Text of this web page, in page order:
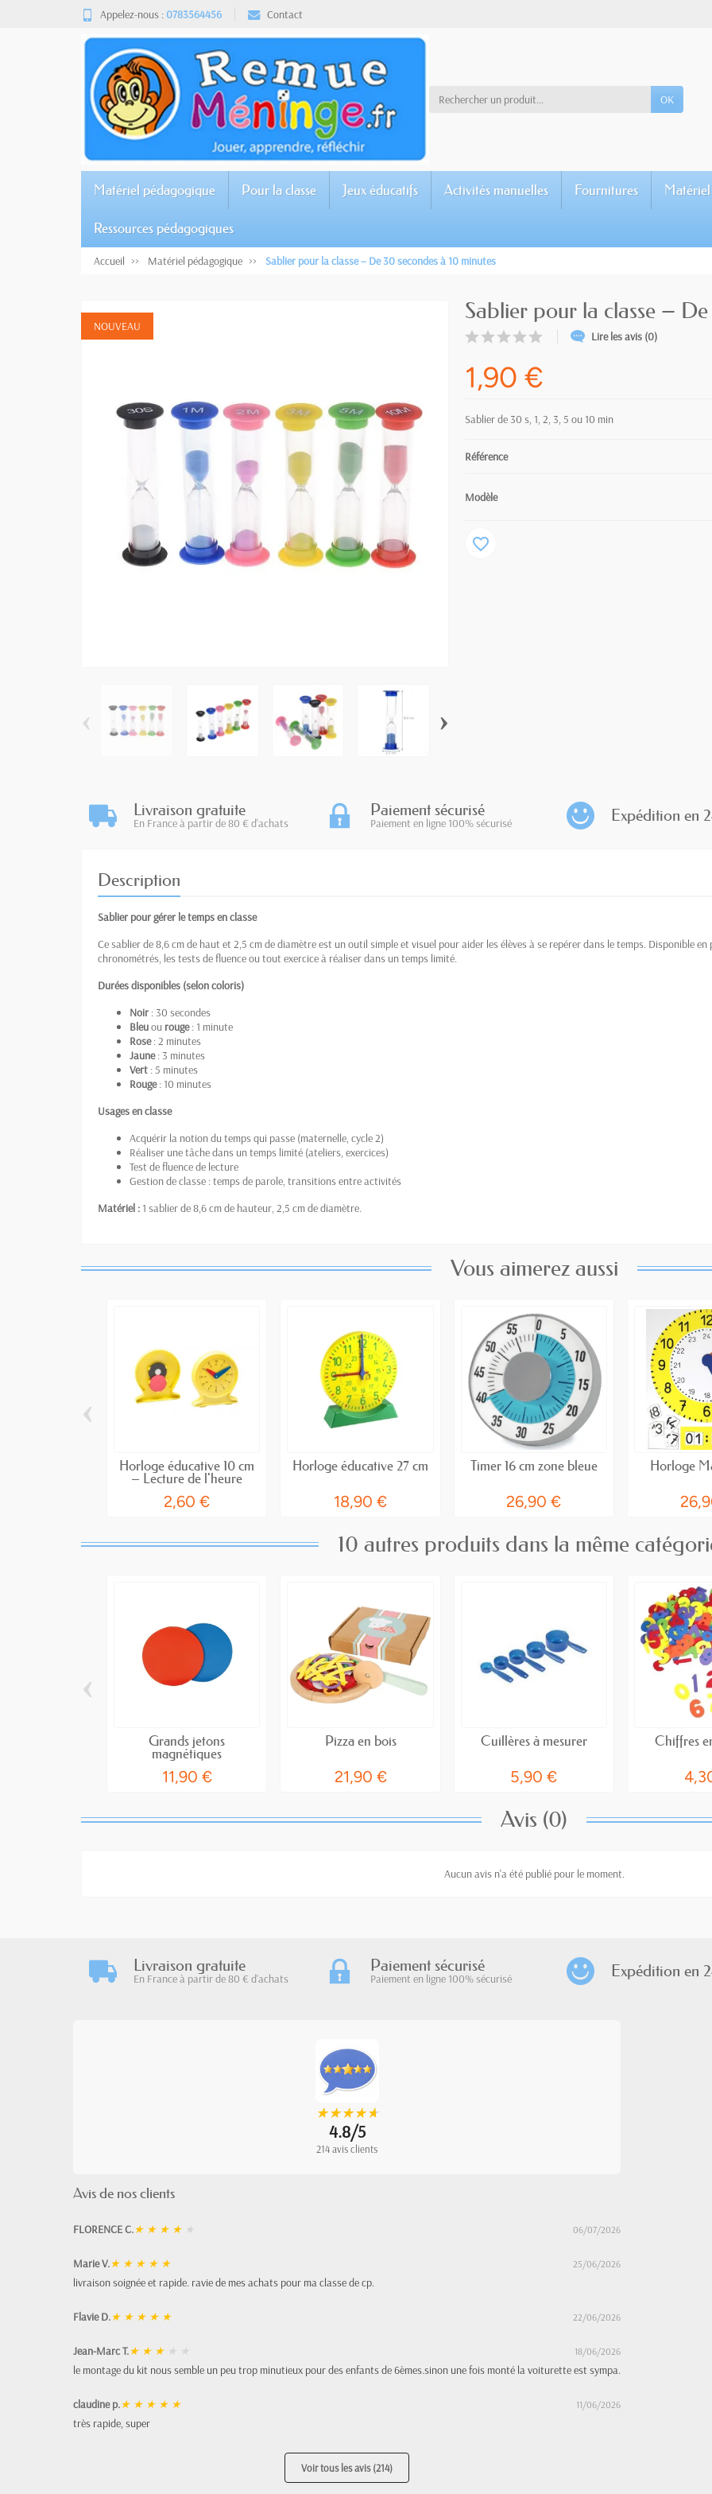
Appelez-nous : 0783564456 Contact
OK
Matériel pédagogique Pour la classe Jeux éducatifs Activités manuelles Fournitures
Ressources pédagogiques
Accueil Matériel pédagogique Sablier pour la classe – De 30 secondes à 10 minutes
NOUVEAU
‹ ›
Sablier pour la classe –
Lire les avis (0)
1,90 €
Sablier de 30 s, 1, 2, 3, 5 ou 10 min
Référence
Modèle
favorite_border
Livraison gratuite
En France à partir de 80 € d'achats
Paiement sécurisé
Paiement en ligne 100% sécurisé Expédition en
Description
Sablier pour gérer le temps en classe
Ce sablier de 8,6 cm de haut et 2,5 cm de diamètre est un outil simple et visuel pour aider les élèves à se repérer dans le temps. Disponible
chronométrés, les tests de fluence ou tout exercice à réaliser dans un temps limité.
Durées disponibles (selon coloris)
Noir : 30 secondes
Bleuou rouge: 1 minute
Rose: 2 minutes
Jaune: 3 minutes
Vert : 5 minutes
Rouge: 10 minutes
Usages en classe
Acquérir la notion du temps qui passe (maternelle, cycle 2)
Réaliser une tâche dans un temps limité (ateliers, exercices)
Test de fluence de lecture
Gestion de classe : temps de parole, transitions entre activités
Matériel : 1 sablier de 8,6 cm de hauteur, 2,5 cm de diamètre.
Vous aimerez aussi
Horloge éducative 10 cm
– Lecture de l'heure
2,60 €
Horloge éducative 27 cm
18,90 €
Timer 16 cm zone bleue
26,90 €
Horloge
‹
10 autres produits dans la même
Grands jetons
magnétiques
11,90 €
Pizza en bois
21,90 €
Cuillères à mesurer
5,90 €
Chiffres
‹
Avis (0)
Aucun avis n'a été publié pour le moment.
Livraison gratuite
En France à partir de 80 € d'achats
Paiement sécurisé
Paiement en ligne 100% sécurisé Expédition en
★
★★
★★
★★
★★
★
4.8/5
214 avis clients
Avis de nos clients
FLORENCE C.★ ★ ★ ★ ★ 06/07/2026
Marie V.★ ★ ★ ★ ★ 25/06/2026
livraison soignée et rapide. ravie de mes achats pour ma classe de cp.
Flavie D.★ ★ ★ ★ ★ 22/06/2026
Jean-Marc T.★ ★ ★ ★ ★ 18/06/2026
le montage du kit nous semble un peu trop minutieux pour des enfants de 6èmes.sinon une fois monté la voiturette est sympa.
claudine p.★ ★ ★ ★ ★ 11/06/2026
très rapide, super
Voir tous les avis (214)